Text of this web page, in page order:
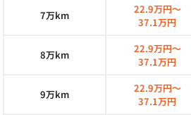
7万km
22.9万円～
37.1万円
8万km
22.9万円～
37.1万円
9万km
22.9万円～
37.1万円